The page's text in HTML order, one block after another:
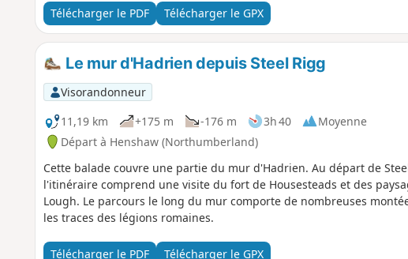
Télécharger le PDF Télécharger le GPX
Le mur d'Hadrien depuis Steel Rigg
Visorandonneur
11,19 km
+175 m -176 m 3h 40
Moyenne
Départ à Henshaw (Northumberland)
Cette balade couvre une partie du mur d'Hadrien. Au départ de
l'itinéraire comprend une visite du fort de Housesteads et des
Lough. Le parcours le long du mur comporte de nombreuses
les traces des légions romaines.
Télécharger le PDF Télécharger le GPX